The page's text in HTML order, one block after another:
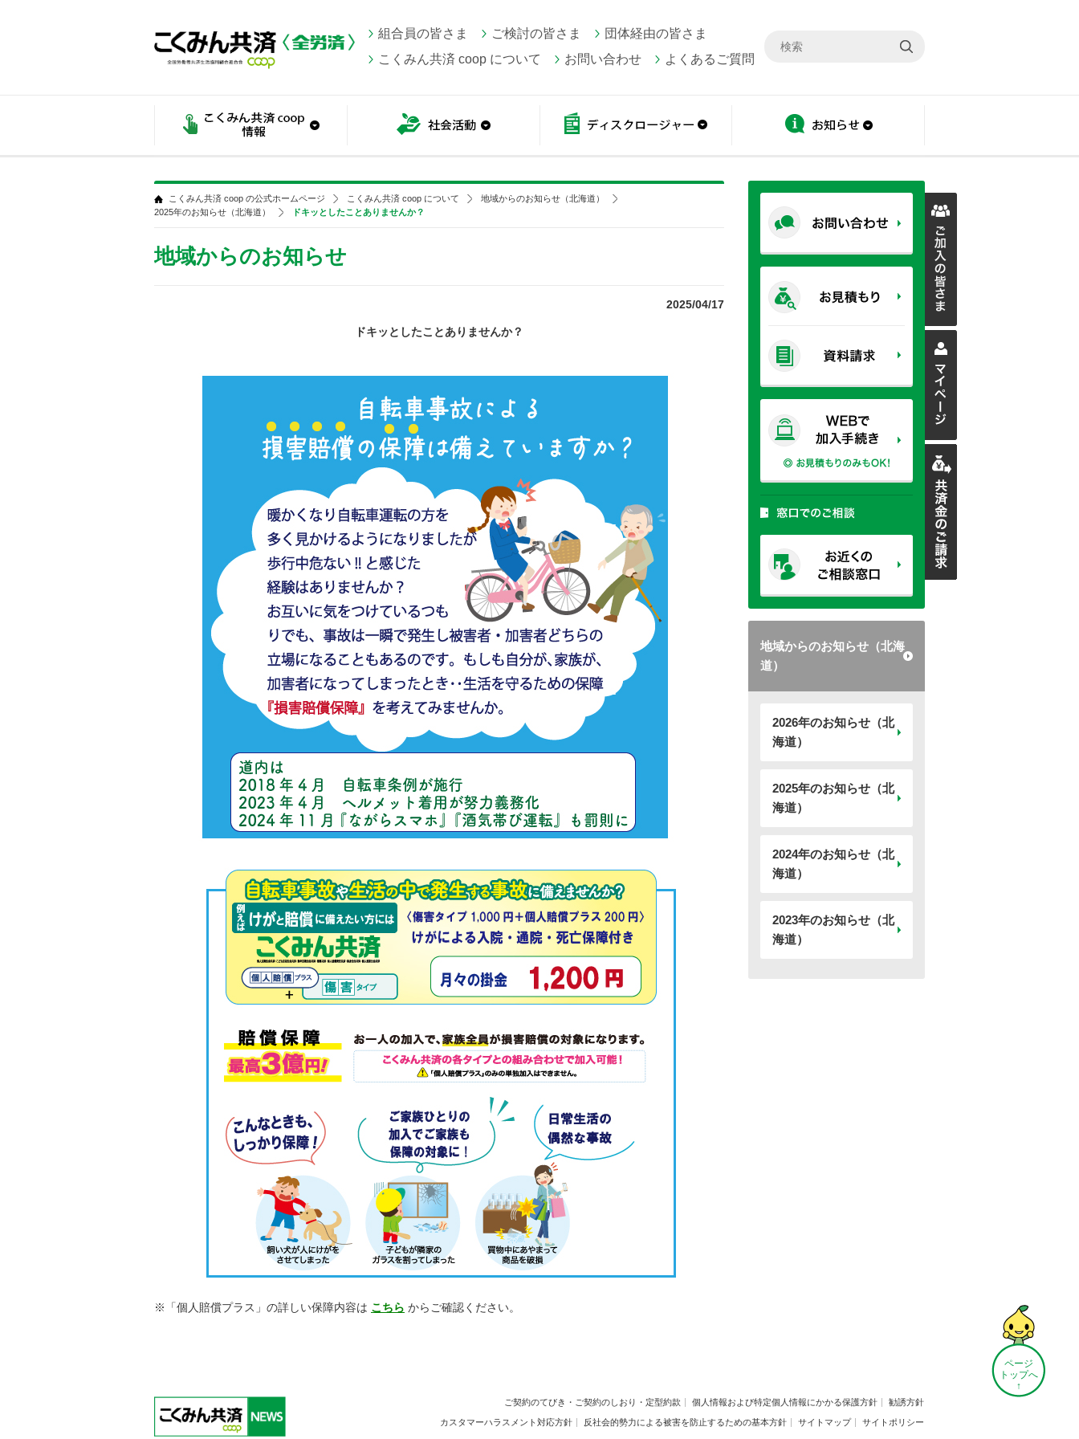
組合員の皆さま ご検討の皆さま
団体経由の皆さま
こくみん共済 coop について
お問い合わせ よくあるご質問
地域からのお知らせ（北海
道）
2026年のお知らせ（北
海道）
2025年のお知らせ（北
海道）
2024年のお知らせ（北
海道）
2023年のお知らせ（北
海道）
こくみん共済 coop の公式ホームページ こくみん共済 coop について
地域からのお知らせ（北海道）
2025年のお知らせ（北海道）
ドキッとしたことありませんか？
地域からのお知らせ
2025/04/17
ドキッとしたことありませんか？
※「個人賠償プラス」の詳しい保障内容は こちら からご確認ください。
ページ
トップへ
↑
ご契約のてびき・ご契約のしおり・定型約款 個人情報および特定個人情報にかかる保護方針 勧誘方針
カスタマーハラスメント対応方針 反社会的勢力による被害を防止するための基本方針 サイトマップ サイトポリシー